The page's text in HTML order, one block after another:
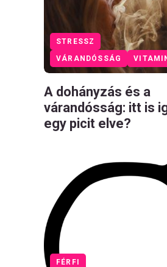
VÁRANDÓSSÁG
STRESSZ
A dohányzás és a
várandósság: itt is
egy picit elve?
FÉRFI